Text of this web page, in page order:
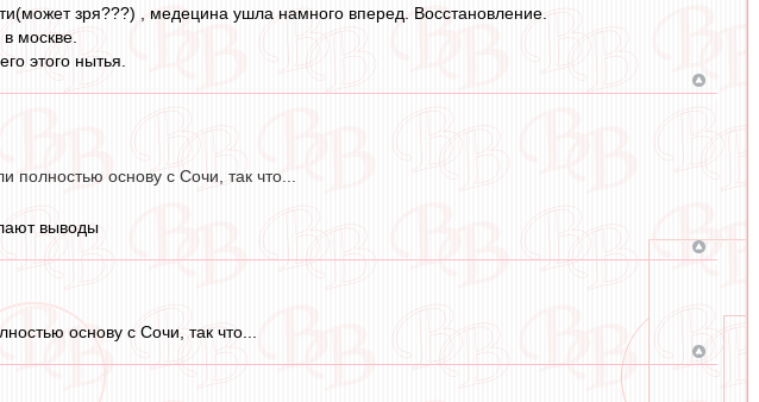
зря???) , медецина ушла намного вперед. Восстановление.
москве.
этого нытья.
основу с Сочи, так что...
выводы
основу с Сочи, так что...